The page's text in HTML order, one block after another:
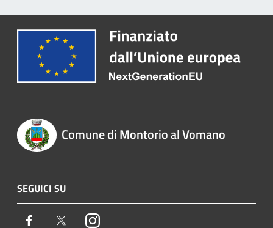
Comune di Montorio al Vomano
SEGUICI SU
Facebook TwitterInstagram